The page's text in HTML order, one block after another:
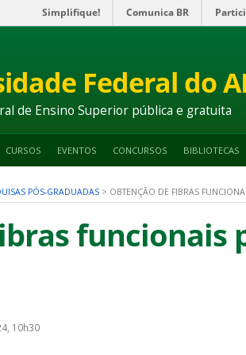
Simplifique! Comunica BR
Federal do
de Ensino Superior pública e gratuita
CURSOS EVENTOS CONCURSOS BIBLIOTECAS
PÓS-GRADUADAS > OBTENÇÃO DE FIBRAS
funcionais
10h30